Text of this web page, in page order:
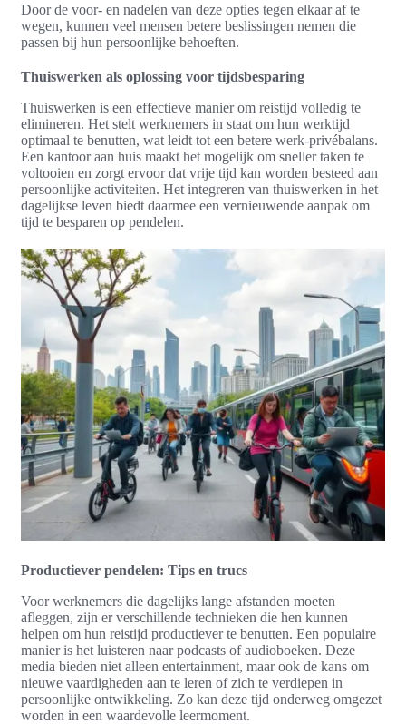
Door de voor- en nadelen van deze opties tegen elkaar af te
wegen, kunnen veel mensen betere beslissingen nemen die
passen bij hun persoonlijke behoeften.
Thuiswerken als oplossing voor tijdsbesparing
Thuiswerken is een effectieve manier om reistijd volledig te
elimineren. Het stelt werknemers in staat om hun werktijd
optimaal te benutten, wat leidt tot een betere werk-privébalans.
Een kantoor aan huis maakt het mogelijk om sneller taken te
voltooien en zorgt ervoor dat vrije tijd kan worden besteed aan
persoonlijke activiteiten. Het integreren van thuiswerken in het
dagelijkse leven biedt daarmee een vernieuwende aanpak om
tijd te besparen op pendelen.
Productiever pendelen: Tips en trucs
Voor werknemers die dagelijks lange afstanden moeten
afleggen, zijn er verschillende technieken die hen kunnen
helpen om hun reistijd productiever te benutten. Een populaire
manier is het luisteren naar podcasts of audioboeken. Deze
media bieden niet alleen entertainment, maar ook de kans om
nieuwe vaardigheden aan te leren of zich te verdiepen in
persoonlijke ontwikkeling. Zo kan deze tijd onderweg omgezet
worden in een waardevolle leermoment.